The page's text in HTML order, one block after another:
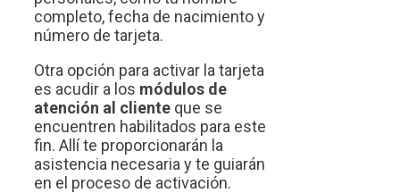
completo, fecha de nacimiento y
número de tarjeta.
Otra opción para activar la tarjeta
es acudir a los módulos de
atención al cliente que se
encuentren habilitados para este
fin. Allí te proporcionarán la
asistencia necesaria y te guiarán
en el proceso de activación.